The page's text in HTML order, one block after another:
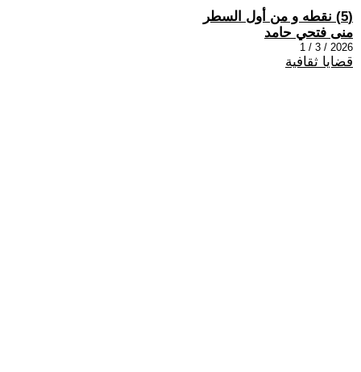
(5) نقطه و من أول السطر
منى فتحي حامد
2026 / 3 / 1
قضايا ثقافية